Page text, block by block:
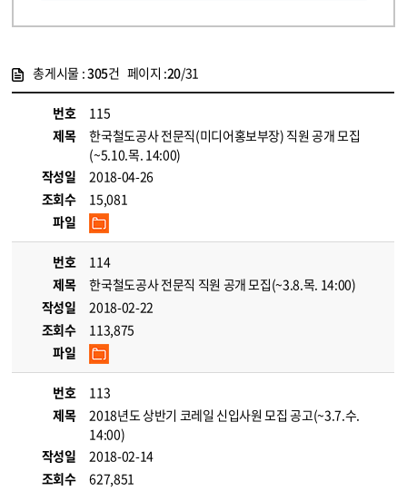
총게시물 :305건 페이지 :20/31
번호
115
제목
한국철도공사 전문직(미디어홍보부장) 직원 공개 모집
(~5.10.목. 14:00)
작성일
2018-04-26
조회수
15,081
파일
번호
114
제목
한국철도공사 전문직 직원 공개 모집(~3.8.목. 14:00)
작성일
2018-02-22
조회수
113,875
파일
번호
113
제목
2018년도 상반기 코레일 신입사원 모집 공고(~3.7.수.
14:00)
작성일
2018-02-14
조회수
627,851